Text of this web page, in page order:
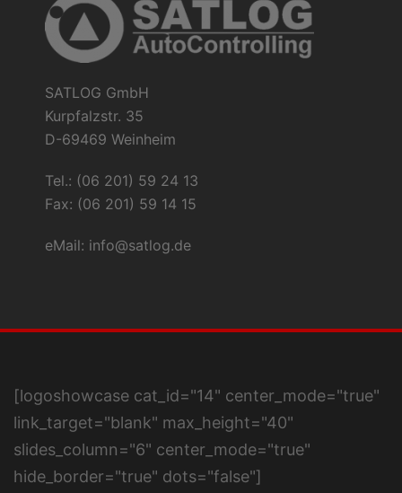
SATLOG GmbH
Kurpfalzstr. 35
D-69469 Weinheim
Tel.: (06 201) 59 24 13
Fax: (06 201) 59 14 15
eMail: info@satlog.de
[logoshowcase cat_id="14" center_mode="true"
link_target="blank" max_height="40"
slides_column="6" center_mode="true"
hide_border="true" dots="false"]